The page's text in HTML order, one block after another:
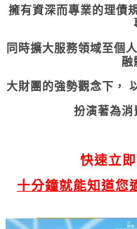
擁有資深而專業的理債
同時擴大服務領域至個
融
大財團的強勢觀念下，
扮演著為消
快速立
十分鐘就能知道您